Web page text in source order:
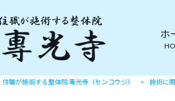
ホ
住職が施術する整体院 專光寺（センコウジ） > 施術に